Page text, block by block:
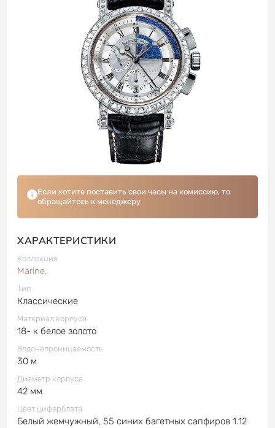
Если хотите поставить свои часы на комиссию, то
обращайтесь к менеджеру
ХАРАКТЕРИСТИКИ
Коллекция
Marine.
Тип
Классические
Материал корпуса
18- к белое золото
Водонепроницаемость
30 м
Диаметр корпуса
42 мм
Цвет циферблата
Белый жемчужный, 55 синих багетных сапфиров 1.12